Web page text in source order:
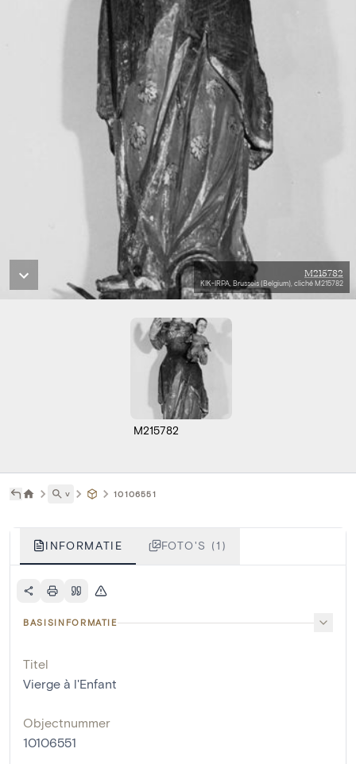
M215782
KIK-IRPA, Brussels (Belgium), cliché M215782
M215782
˅ 10106551
INFORMATIE FOTO'S (1)
BASISINFORMATIE
Titel
Vierge à l'Enfant
Objectnummer
10106551